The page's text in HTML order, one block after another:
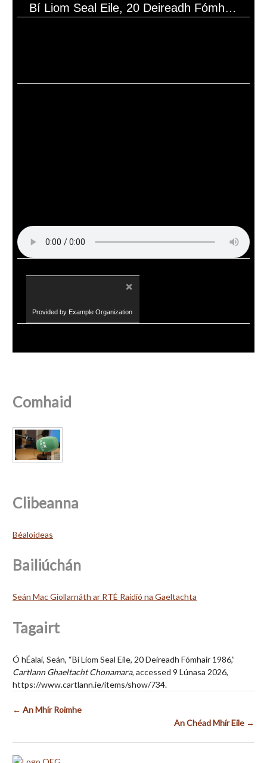
Bí Liom Seal Eile, 20 Deireadh Fómhair 1986
×
Provided by Example Organization
Comhaid
Clibeanna
Béaloideas
Bailiúchán
Seán Mac Giollarnáth ar RTÉ Raidió na Gaeltachta
Tagairt
Ó hÉalaí, Seán, “Bí Liom Seal Eile, 20 Deireadh Fómhair 1986,”
Cartlann Ghaeltacht Chonamara, accessed 9 Lúnasa 2026,
https://www.cartlann.ie/items/show/734.
← An Mhír Roimhe
An Chéad Mhír Eile →